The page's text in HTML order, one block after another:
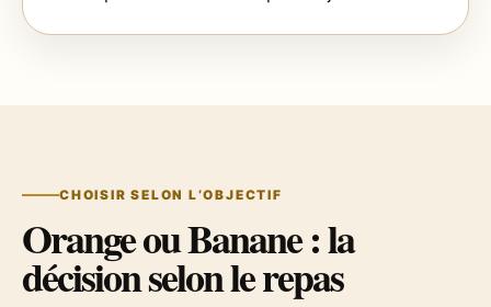
CHOISIR SELON L’OBJECTIF
Orange ou Banane : la
décision selon le repas